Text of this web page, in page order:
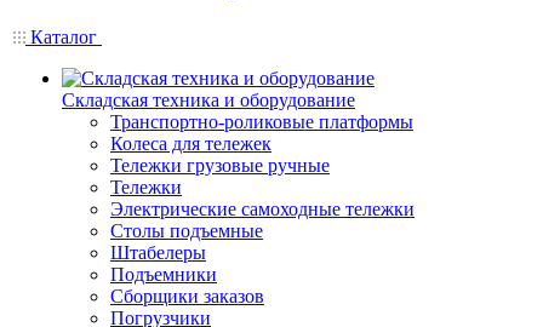
Каталог
Складская техника и оборудование
Транспортно-роликовые платформы
Колеса для тележек
Тележки грузовые ручные
Тележки
Электрические самоходные тележки
Столы подъемные
Штабелеры
Подъемники
Сборщики заказов
Погрузчики